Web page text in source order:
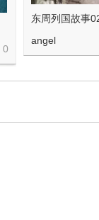
东周列国故事
angel
0